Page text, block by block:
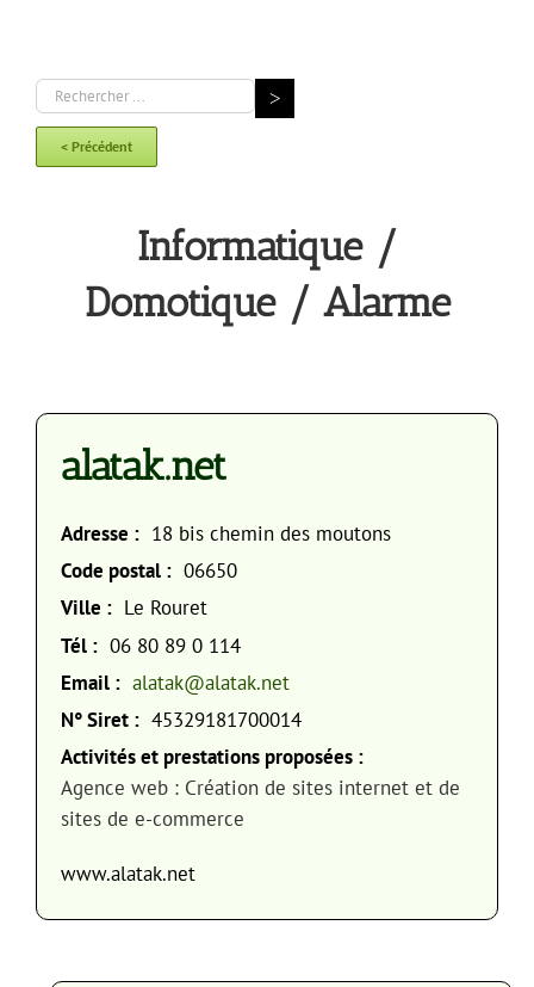
< Précédent
Informatique /
Domotique / Alarme
alatak.net
Adresse : 18 bis chemin des moutons
Code postal : 06650
Ville : Le Rouret
Tél : 06 80 89 0 114
Email : alatak@alatak.net
N° Siret : 45329181700014
Activités et prestations proposées :
Agence web : Création de sites internet et de
sites de e-commerce
www.alatak.net